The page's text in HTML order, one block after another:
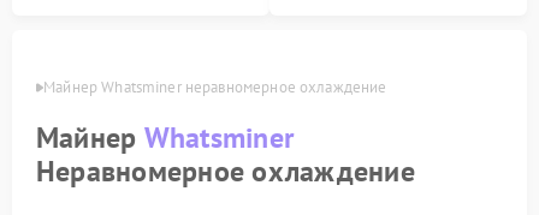
Майнер Whatsminer неравномерное охлаждение
Майнер Whatsminer
Неравномерное охлаждение